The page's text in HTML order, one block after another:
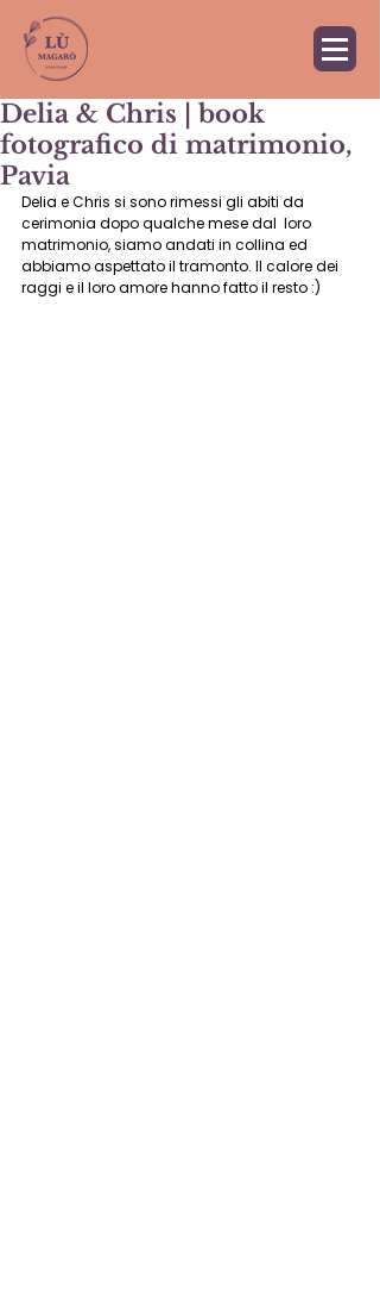
Delia & Chris | book
fotografico di matrimonio,
Pavia
Delia e Chris si sono rimessi gli abiti da
cerimonia dopo qualche mese dal  loro
matrimonio, siamo andati in collina ed
abbiamo aspettato il tramonto. Il calore dei
raggi e il loro amore hanno fatto il resto :)